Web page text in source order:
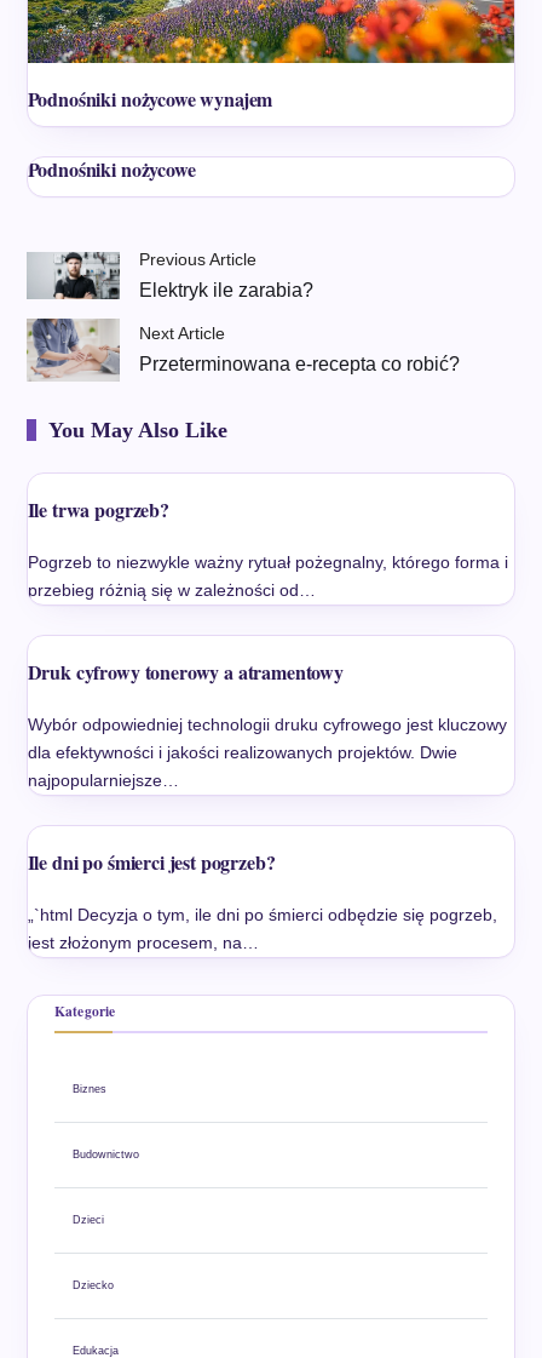
Podnośniki nożycowe wynajem
Podnośniki nożycowe
Previous Article
Elektryk ile zarabia?
Next Article
Przeterminowana e-recepta co robić?
You May Also Like
Ile trwa pogrzeb?
Pogrzeb to niezwykle ważny rytuał pożegnalny, którego forma i
przebieg różnią się w zależności od…
Druk cyfrowy tonerowy a atramentowy
Wybór odpowiedniej technologii druku cyfrowego jest kluczowy
dla efektywności i jakości realizowanych projektów. Dwie
najpopularniejsze…
Ile dni po śmierci jest pogrzeb?
„`html Decyzja o tym, ile dni po śmierci odbędzie się pogrzeb,
jest złożonym procesem, na…
Kategorie
Biznes
Budownictwo
Dzieci
Dziecko
Edukacja